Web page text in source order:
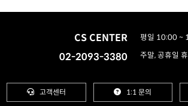
CS CENTER
02-2093-3380
평일 10:00 ~
주말, 공휴일
고객센터 1:1 문의